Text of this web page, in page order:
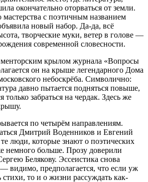
окончательно оторваться от земли.
мастерства с поэтичным названием
новый набор. Да-да, всё
творческие муки, ветер в голове —
современной словесности.
менторским крылом журнала «Вопросы
он на крыше легендарного Дома
небоскрёба. Символично:
давно пытается подняться повыше,
забраться на чердак. Здесь же
по четырём направлениям.
Дмитрий Воденников и Евгений
люди, которые знают о поэтических
немного больше. Прозу доверили
Белякову. Эссеистика снова
видимо, предполагается, что если уж
стихи, то и о жизни рассуждать как-